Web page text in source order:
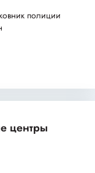
полиции
центры